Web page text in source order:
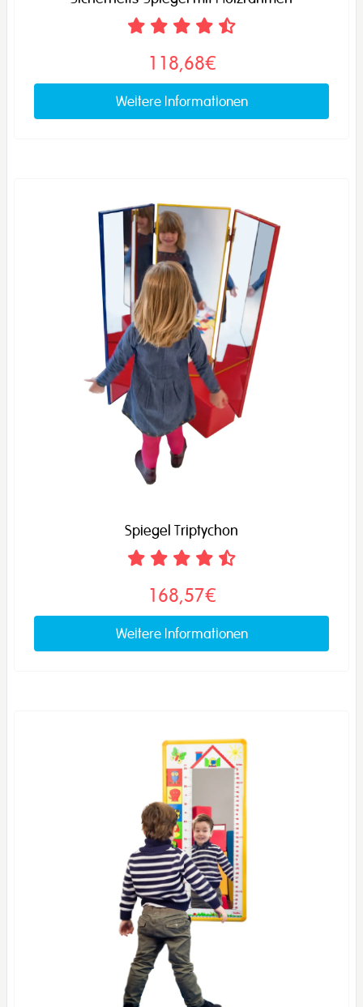
118,68€
Weitere Informationen
Spiegel Triptychon
168,57€
Weitere Informationen